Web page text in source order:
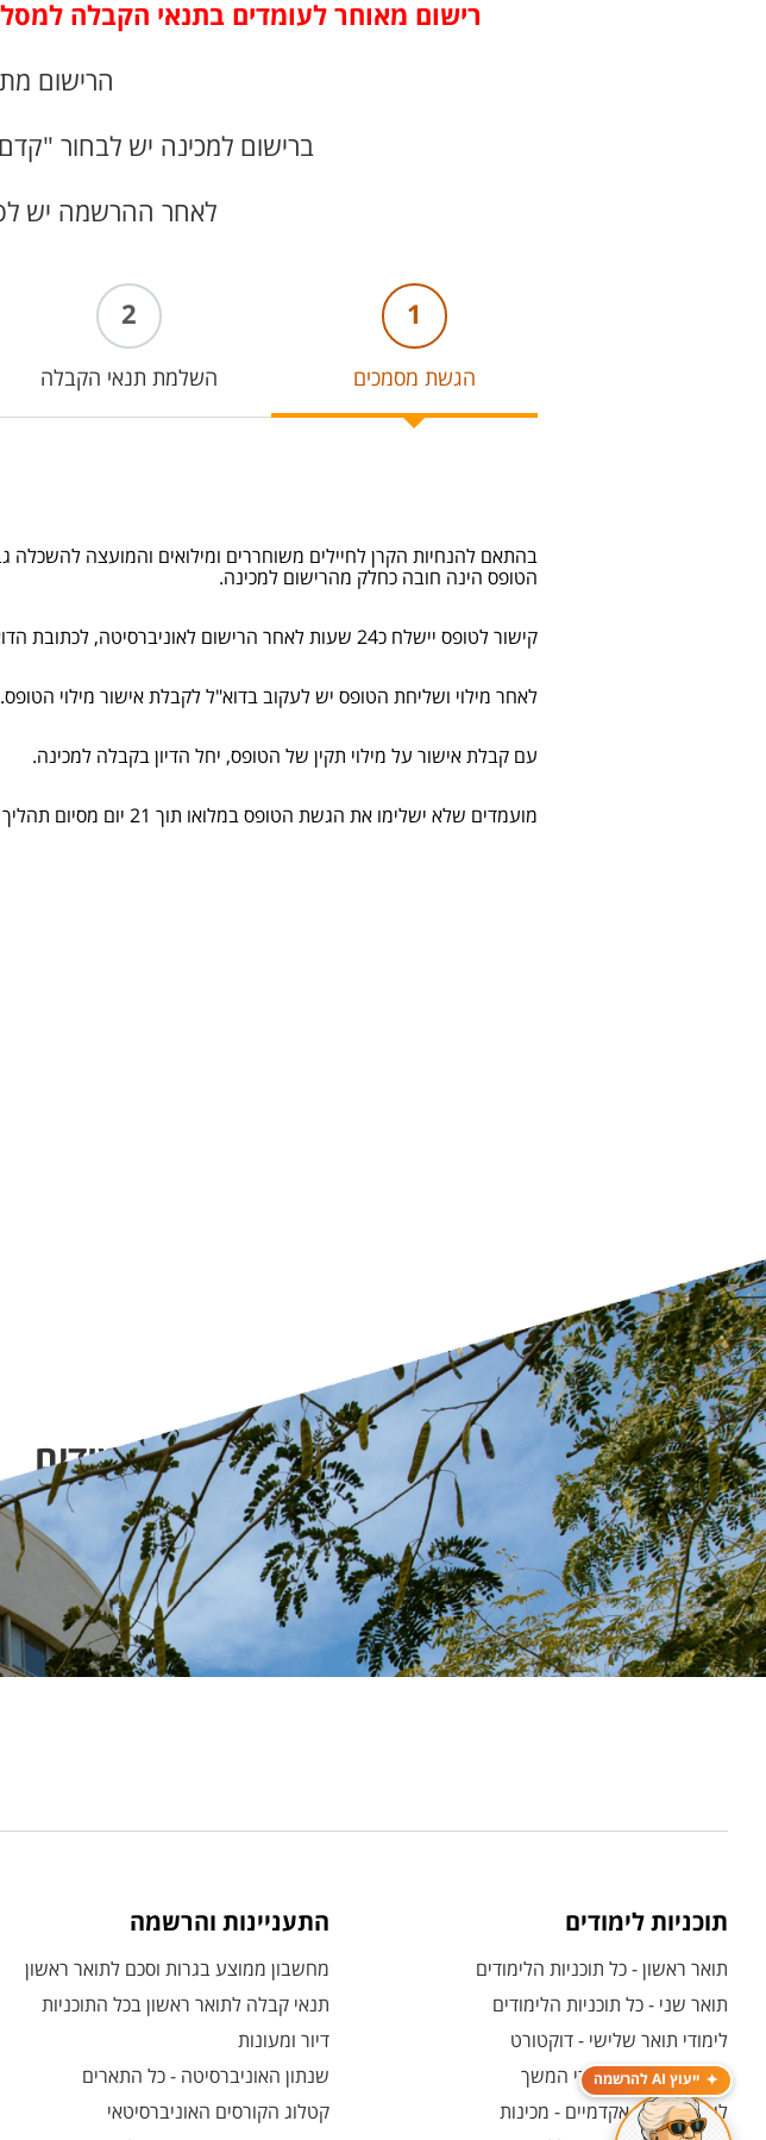
ייעוץ AI להרשמה
רישום מאוחר לעומדים בתנאי הקבלה למסלולי המכינות
הרישום
ברישום למכינה יש לבחור
לאחר ההרשמה יש
1
הגשת מסמכים
2
השלמת תנאי הקבלה
בהתאם להנחיות הקרן לחיילים משוחררים ומילואים והמועצה
הטופס הינה חובה כחלק מהרישום למכינה.
קישור לטופס יישלח כ24 שעות לאחר הרישום לאוניברסיטה, לכתובת הדוא"ל שהוזן במערכת האוניברסיטאית במעמד ההרשמה.
לאחר מילוי ושליחת הטופס יש לעקוב בדוא"ל לקבלת אישור מילוי
עם קבלת אישור על מילוי תקין של הטופס, יחל הדיון בקבלה למכינה.
מועמדים שלא ישלימו את הגשת הטופס במלואו תוך 21 יום מסיום תהליך ההרשמה המקוון, מועמדותם תוסר.
דברו איתנו במרכז הייעוץ וההרשמה ללימודים
ימים א'-ה' 09:00 - 17:00
טלפון 08-6461600 ווטסאפ 050-8370517
תוכניות לימודים
תואר ראשון - כל תוכניות הלימודים
תואר שני - כל תוכניות הלימודים
לימודי תואר שלישי - דוקטורט
לימודי תעודה ולימודי המשך
לימודים קדם אקדמיים - מכינות
התעניינות והרשמה
מחשבון ממוצע בגרות וסכם לתואר ראשון
תנאי קבלה לתואר ראשון בכל התוכניות
דיור ומעונות
שנתון האוניברסיטה - כל התארים
קטלוג הקורסים האוניברסיטאי